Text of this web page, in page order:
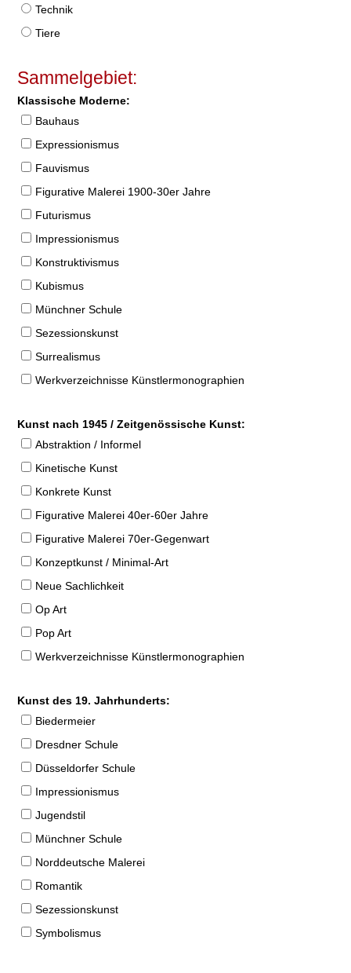
Technik
Tiere
Sammelgebiet:
Klassische Moderne:
Bauhaus
Expressionismus
Fauvismus
Figurative Malerei 1900-30er Jahre
Futurismus
Impressionismus
Konstruktivismus
Kubismus
Münchner Schule
Sezessionskunst
Surrealismus
Werkverzeichnisse Künstlermonographien
Kunst nach 1945 / Zeitgenössische Kunst:
Abstraktion / Informel
Kinetische Kunst
Konkrete Kunst
Figurative Malerei 40er-60er Jahre
Figurative Malerei 70er-Gegenwart
Konzeptkunst / Minimal-Art
Neue Sachlichkeit
Op Art
Pop Art
Werkverzeichnisse Künstlermonographien
Kunst des 19. Jahrhunderts:
Biedermeier
Dresdner Schule
Düsseldorfer Schule
Impressionismus
Jugendstil
Münchner Schule
Norddeutsche Malerei
Romantik
Sezessionskunst
Symbolismus